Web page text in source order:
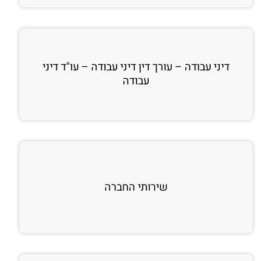
דיני עבודה – עורך דין דיני עבודה – עו"ד דיני
עבודה
שירותי החברה